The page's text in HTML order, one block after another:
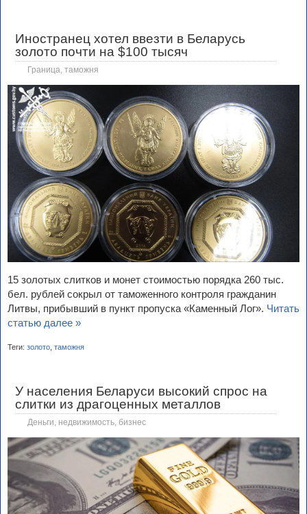
Иностранец хотел ввезти в Беларусь
золото почти на $100 тысяч
Граница, таможня
15 золотых слитков и монет стоимостью порядка 260 тыс.
бел. рублей сокрыл от таможенного контроля гражданин
Литвы, прибывший в пункт пропуска «Каменный Лог». Читать
статью далее »
Теги: золото таможня
У населения Беларуси высокий спрос на
слитки из драгоценных металлов
Деньги, недвижимость, бизнес